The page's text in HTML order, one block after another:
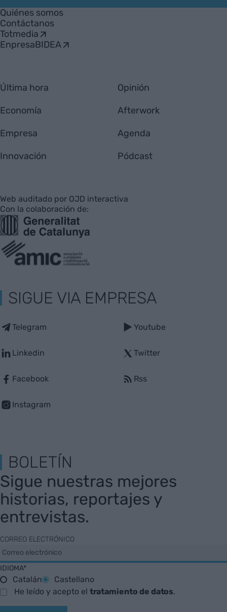
Empresa
Quiénes somos
Contáctanos
Totmedia
EnpresaBIDEA
Última hora
Economía
Empresa
Innovación
Opinión
Afterwork
Agenda
Pódcast
Web auditado por OJD interactiva
Con la colaboración de:
SIGUE VIA EMPRESA
Telegram
Linkedin
Facebook
Instagram
Youtube
Twitter
Rss
BOLETÍN
Sigue nuestras mejores
historias, reportajes y
entrevistas.
CORREO ELECTRÓNICO
IDIOMA*
Catalán
Castellano
He leído y acepto el tratamiento de datos.